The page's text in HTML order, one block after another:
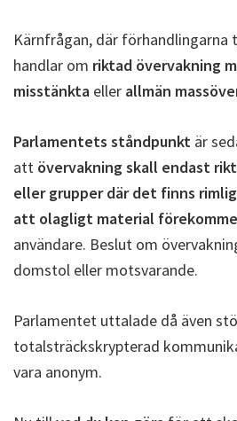
Kärnfrågan, där förhandlingarna
handlar om riktad övervakning
misstänkta eller allmän
Parlamentets ståndpunkt är
att övervakning skall endast
eller grupper där det finns
att olagligt material
användare. Beslut om
domstol eller motsvarande.
Parlamentet uttalade då även
totalsträckskrypterad
vara anonym.